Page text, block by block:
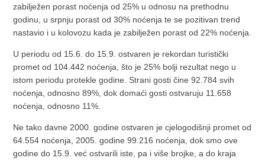
zabilježen porast noćenja od 25% u odnosu na prethodnu
godinu, u srpnju porast od 30% noćenja te se pozitivan trend
nastavio i u kolovozu kada je zabilježen porast od 22% noćenja.
U periodu od 15.6. do 15.9. ostvaren je rekordan turistički
promet od 104.442 noćenja, što je 25% bolji rezultat nego u
istom periodu protekle godine. Strani gosti čine 92.784 svih
noćenja, odnosno 89%, dok domaći gosti ostvaruju 11.658
noćenja, odnosno 11%.
Ne tako davne 2000. godine ostvaren je cjelogodišnji promet od
64.554 noćenja, 2005. godine 99.216 noćenja, dok smo ove
godine do 15.9. već ostvarili iste, pa i više brojke, a do kraja